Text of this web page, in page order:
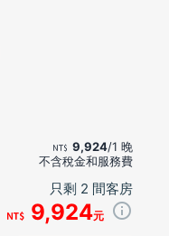
9,924/1 晚
不含稅金和服務費
只剩 2 間客房
9,924元